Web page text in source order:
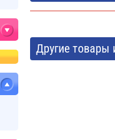
Другие товары